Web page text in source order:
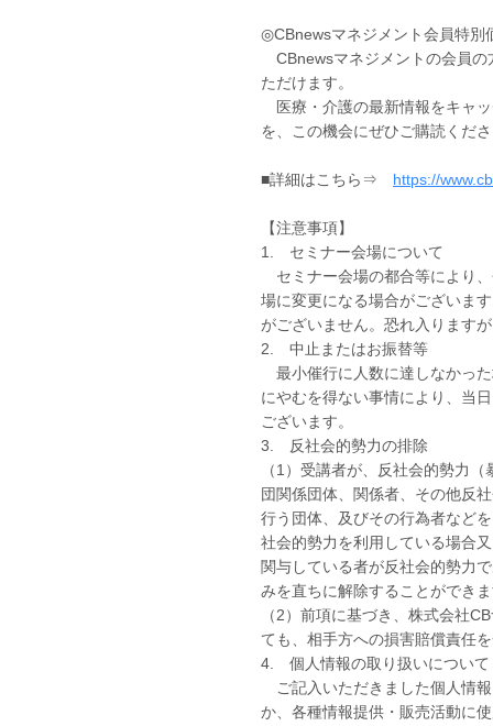
◎CBnewsマネジメント会員特別
CBnewsマネジメントの会員の
ただけます。
医療・介護の最新情報をキャ
を、この機会にぜひご購読くだ
■詳細はこちら⇒ https://
【注意事項】
1. セミナー会場について
セミナー会場の都合等により
場に変更になる場合がございま
がございません。恐れ入ります
2. 中止またはお振替等
最小催行に人数に達しなかっ
にやむを得ない事情により、当
ございます。
3. 反社会的勢力の排除
（1）受講者が、反社会的勢力
団関係団体、関係者、その他反
行う団体、及びその行為者など
社会的勢力を利用している場合
関与している者が反社会的勢力
みを直ちに解除することができ
（2）前項に基づき、株式会社
ても、相手方への損害賠償責任
4. 個人情報の取り扱いについて
ご記入いただきました個人情
か、各種情報提供・販売活動に